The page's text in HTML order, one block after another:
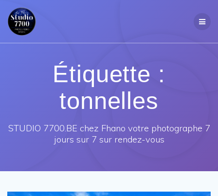
Étiquette :
tonnelles
STUDIO 7700.BE chez Fhano votre photographe 7
jours sur 7 sur rendez-vous